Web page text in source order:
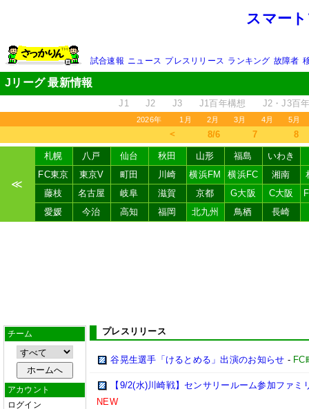
スマー
試合速報 ニュース プレスリリース ランキング 故障者
Jリーグ 最新情報
J1 J2 J3 J1百年構想 J2・J3百
2026年 1月 2月 3月 4月 5月
＜ 8/6 7 8
≪
札幌 八戸 仙台 秋田 山形 福島
いわき
FC東京
東京V 町田 川崎 横浜FM 横浜FC 湘南
藤枝
名古屋 岐阜 滋賀 京都 G大阪 C大阪
愛媛
今治 高知 福岡 北九州 鳥栖 長崎
チーム
アカウント
ログイン
プレスリリース
谷晃生選手「けるとめる」出演のお知らせ - FC
【9/2(水)川崎戦】センサリールーム参加ファミ
NEW